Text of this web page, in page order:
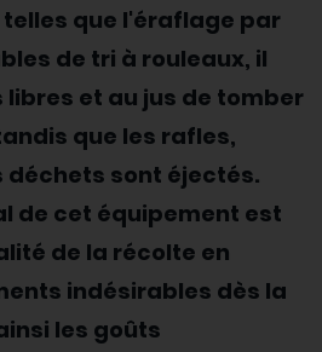
que l'éraflage par
de tri à rouleaux, il
et au jus de tomber
que les rafles,
sont éjectés.
de cet équipement est
de la récolte en
indésirables dès la
les goûts